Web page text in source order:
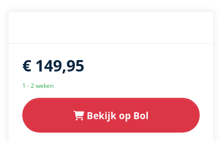
€ 149,95
1 - 2 weken
Bekijk op Bol